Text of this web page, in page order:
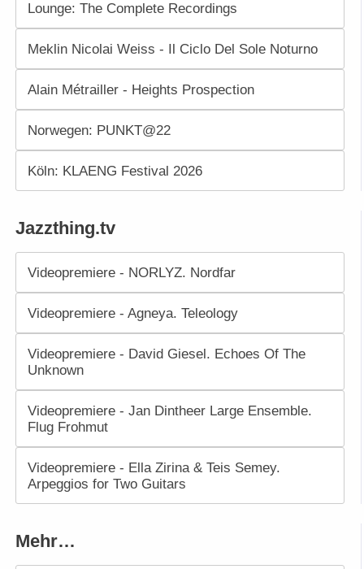
Lounge: The Complete Recordings
Meklin Nicolai Weiss - Il Ciclo Del Sole Noturno
Alain Métrailler - Heights Prospection
Norwegen: PUNKT@22
Köln: KLAENG Festival 2026
Jazzthing.tv
Videopremiere - NORLYZ. Nordfar
Videopremiere - Agneya. Teleology
Videopremiere - David Giesel. Echoes Of The
Unknown
Videopremiere - Jan Dintheer Large Ensemble.
Flug Frohmut
Videopremiere - Ella Zirina & Teis Semey.
Arpeggios for Two Guitars
Mehr…